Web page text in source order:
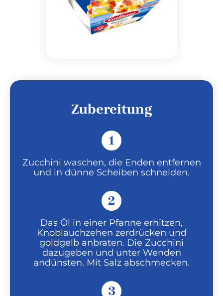
Zubereitung
1
Zucchini waschen, die Enden entfernen
und in dünne Scheiben schneiden.
2
Das Öl in einer Pfanne erhitzen,
Knoblauchzehen zerdrücken und
goldgelb anbraten. Die Zucchini
dazugeben und unter Wenden
andünsten. Mit Salz abschmecken.
3